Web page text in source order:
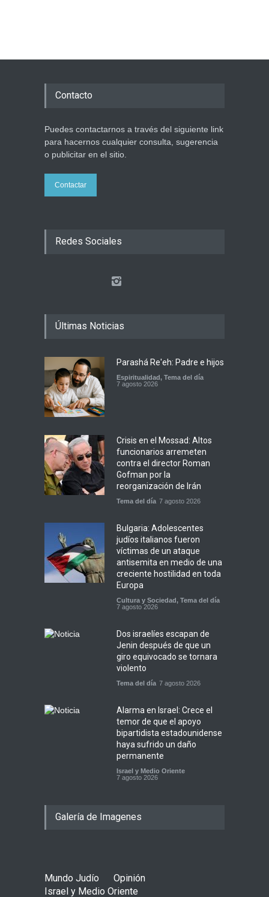
Contacto
Puedes contactarnos a través del siguiente link
para hacernos cualquier consulta, sugerencia
o publicitar en el sitio.
Contactar
Redes Sociales
Últimas Noticias
Parashá Re'eh: Padre e hijos
Espiritualidad, Tema del día
7 agosto 2026
Crisis en el Mossad: Altos
funcionarios arremeten
contra el director Roman
Gofman por la
reorganización de Irán
Tema del día 7 agosto 2026
Bulgaria: Adolescentes
judíos italianos fueron
víctimas de un ataque
antisemita en medio de una
creciente hostilidad en toda
Europa
Cultura y Sociedad, Tema del día
7 agosto 2026
Dos israelíes escapan de
Jenin después de que un
giro equivocado se tornara
violento
Tema del día 7 agosto 2026
Alarma en Israel: Crece el
temor de que el apoyo
bipartidista estadounidense
haya sufrido un daño
permanente
Israel y Medio Oriente
7 agosto 2026
Galería de Imagenes
Mundo Judío
Opinión
Israel y Medio Oriente